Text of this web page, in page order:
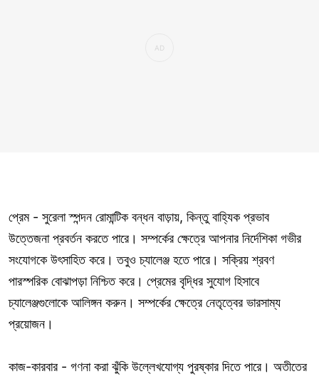
প্রেম - সুরেলা স্পন্দন রোমান্টিক বন্ধন বাড়ায়, কিন্তু বাহ্যিক প্রভাব
উত্তেজনা প্রবর্তন করতে পারে। সম্পর্কের ক্ষেত্রে আপনার নির্দেশিকা গভীর
সংযোগকে উৎসাহিত করে। তবুও চ্যালেঞ্জ হতে পারে। সক্রিয় শ্রবণ
পারস্পরিক বোঝাপড়া নিশ্চিত করে। প্রেমের বৃদ্ধির সুযোগ হিসাবে
চ্যালেঞ্জগুলোকে আলিঙ্গন করুন। সম্পর্কের ক্ষেত্রে নেতৃত্বের ভারসাম্য
প্রয়োজন।
কাজ-কারবার - গণনা করা ঝুঁকি উল্লেখযোগ্য পুরষ্কার দিতে পারে। অতীতের